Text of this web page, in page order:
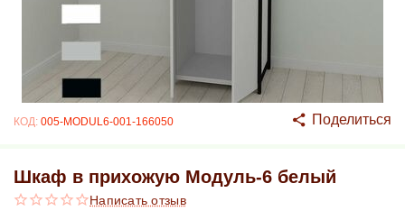
КОД: 005-MODUL6-001-166050 Поделиться
Шкаф в прихожую Модуль-6 белый
Написать отзыв